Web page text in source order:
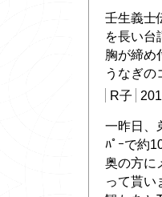
壬生義士
を長い台
胸が締め
うなぎの
R子
一昨日、
ﾊﾟｰで約
奥の方に
って貰い